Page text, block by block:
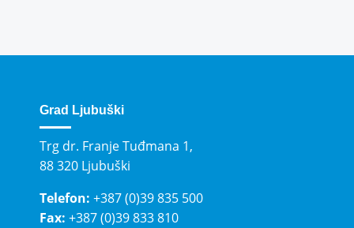
Grad Ljubuški
Trg dr. Franje Tuđmana 1,
88 320 Ljubuški
Telefon: +387 (0)39 835 500
Fax: +387 (0)39 833 810